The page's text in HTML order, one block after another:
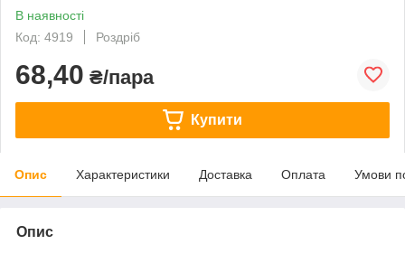
В наявності
Код: 4919
Роздріб
68,40 ₴/пара
Купити
Опис Характеристики Доставка Оплата Умови
Опис